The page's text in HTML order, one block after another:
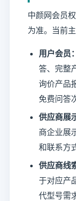
中颜网会员
为准。当前
用户会员：
答、完整
询价产品
免费问答
供应商展
商企业展
和联系方
供应商线
于对应产
代型号需